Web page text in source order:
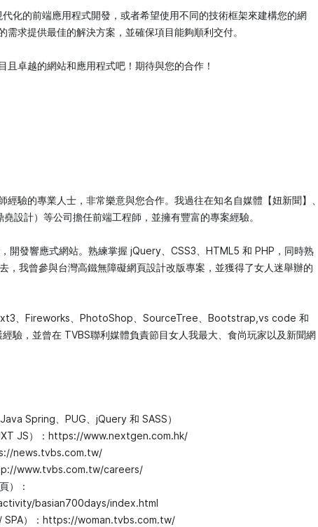
化的前端應用程式開發，或者希望使用不同的技術框架來建構您的網
求提供最佳的解決方案，並確保項目能夠順利交付。
且卓越的網站和應用程式吧！期待與您的合作！
經驗的專業人士，非常樂意與您合作。我過往在知名自媒體【妞新聞】、
設計）等公司擔任前端工程師，並擁有豐富的專案經驗。
開發響應式網站。熟練掌握 jQuery、CSS3、HTML5 和 PHP，同時熟
，我曾參與台灣高鐵無障礙網頁設計改版專案，並獲得了女人迷舉辦的
、Fireworks、PhotoShop、SourceTree、Bootstrap,vs code 和
驗，並曾在 TVBS聯利媒體負責節目女人我最大、食尚玩家以及新聞網
Spring、PUG、jQuery 和 SASS）
JS）：https://www.nextgen.com.hk/
news.tvbs.com.tw/
www.tvbs.com.tw/careers/
）：
basian700days/index.html
SPA）：https://woman.tvbs.com.tw/